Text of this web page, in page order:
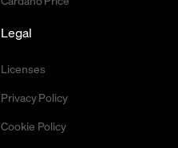
Legal
Licenses
Privacy Policy
Cookie Policy